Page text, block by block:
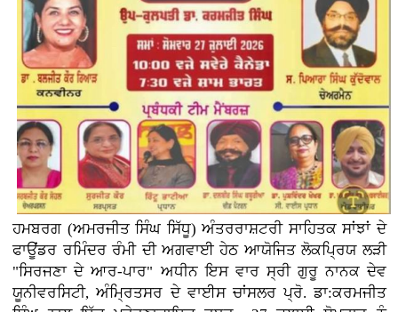
ਹਮਬਰਗ (ਅਮਰਜੀਤ ਸਿੰਘ ਸਿੱਧੂ) ਅੰਤਰਰਾਸ਼ਟਰੀ ਸਾਹਿਤਕ ਸਾਂਝਾਂ ਦੇ
ਫਾਊਂਡਰ ਰਮਿੰਦਰ ਰੰਮੀ ਦੀ ਅਗਵਾਈ ਹੇਠ ਆਯੋਜਿਤ ਲੋਕਪ੍ਰਿਯ ਲੜੀ
"ਸਿਰਜਣਾ ਦੇ ਆਰ-ਪਾਰ" ਅਧੀਨ ਇਸ ਵਾਰ ਸ੍ਰੀ ਗੁਰੂ ਨਾਨਕ ਦੇਵ
ਯੂਨੀਵਰਸਿਟੀ, ਅੰਮ੍ਰਿਤਸਰ ਦੇ ਵਾਈਸ ਚਾਂਸਲਰ ਪ੍ਰੋ. ਡਾ:ਕਰਮਜੀਤ